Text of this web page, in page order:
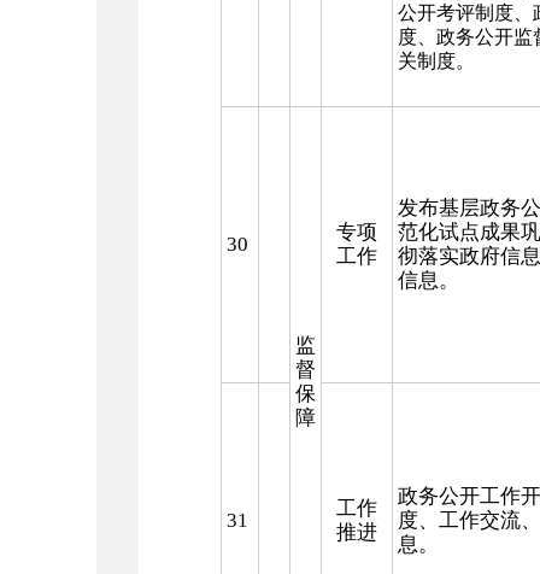
公开考评制度、
度、政务公开监
关制度。
30
监
督
保
障
专项
工作
发布基层政务
范化试点成果
彻落实政府信
信息。
31
工作
推进
政务公开工作
度、工作交流
息。